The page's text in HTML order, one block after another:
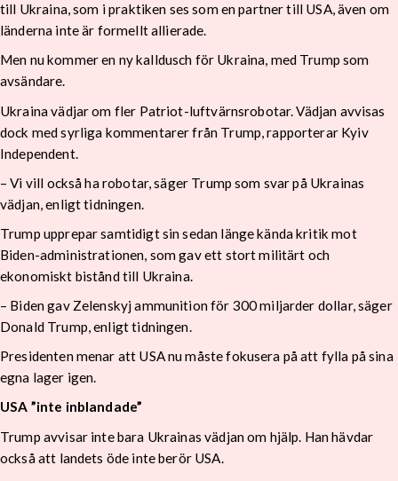
till Ukraina, som i praktiken ses som en partner till USA, även om
länderna inte är formellt allierade.
Men nu kommer en ny kalldusch för Ukraina, med Trump som
avsändare.
Ukraina vädjar om fler Patriot-luftvärnsrobotar. Vädjan avvisas
dock med syrliga kommentarer från Trump, rapporterar Kyiv
Independent.
– Vi vill också ha robotar, säger Trump som svar på Ukrainas
vädjan, enligt tidningen.
Trump upprepar samtidigt sin sedan länge kända kritik mot
Biden-administrationen, som gav ett stort militärt och
ekonomiskt bistånd till Ukraina.
– Biden gav Zelenskyj ammunition för 300 miljarder dollar, säger
Donald Trump, enligt tidningen.
Presidenten menar att USA nu måste fokusera på att fylla på sina
egna lager igen.
USA ”inte inblandade”
Trump avvisar inte bara Ukrainas vädjan om hjälp. Han hävdar
också att landets öde inte berör USA.